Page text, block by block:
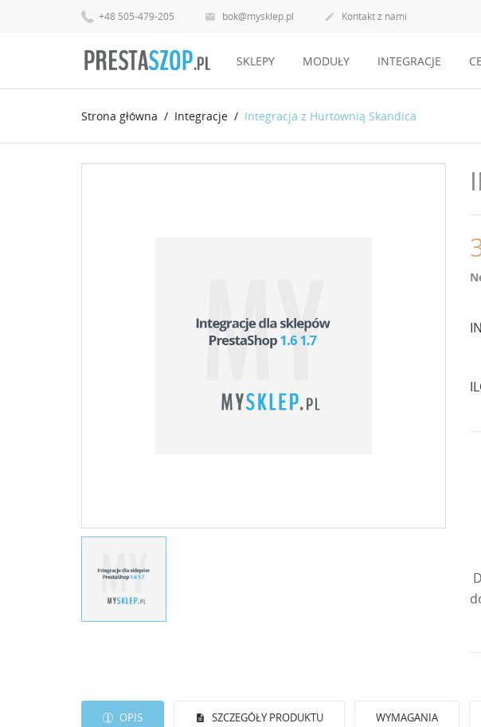
+48 505-479-205  bok@mysklep.pl  Kontakt z nami
SKLEPY MODUŁY INTEGRACJE
Strona główna Integracje Integracja z Hurtownią Skandica
OPIS SZCZEGÓŁY PRODUKTU WYMAGANIA